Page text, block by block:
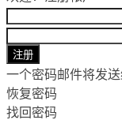
一个密码邮件将发送
恢复密码
找回密码